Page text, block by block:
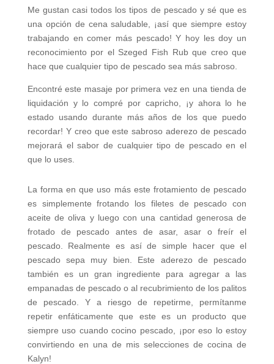
Me gustan casi todos los tipos de pescado y sé que es
una opción de cena saludable, ¡así que siempre estoy
trabajando en comer más pescado! Y hoy les doy un
reconocimiento por el Szeged Fish Rub que creo que
hace que cualquier tipo de pescado sea más sabroso.
Encontré este masaje por primera vez en una tienda de
liquidación y lo compré por capricho, ¡y ahora lo he
estado usando durante más años de los que puedo
recordar! Y creo que este sabroso aderezo de pescado
mejorará el sabor de cualquier tipo de pescado en el
que lo uses.
La forma en que uso más este frotamiento de pescado
es simplemente frotando los filetes de pescado con
aceite de oliva y luego con una cantidad generosa de
frotado de pescado antes de asar, asar o freír el
pescado. Realmente es así de simple hacer que el
pescado sepa muy bien. Este aderezo de pescado
también es un gran ingrediente para agregar a las
empanadas de pescado o al recubrimiento de los palitos
de pescado. Y a riesgo de repetirme, permítanme
repetir enfáticamente que este es un producto que
siempre uso cuando cocino pescado, ¡por eso lo estoy
convirtiendo en una de mis selecciones de cocina de
Kalyn!